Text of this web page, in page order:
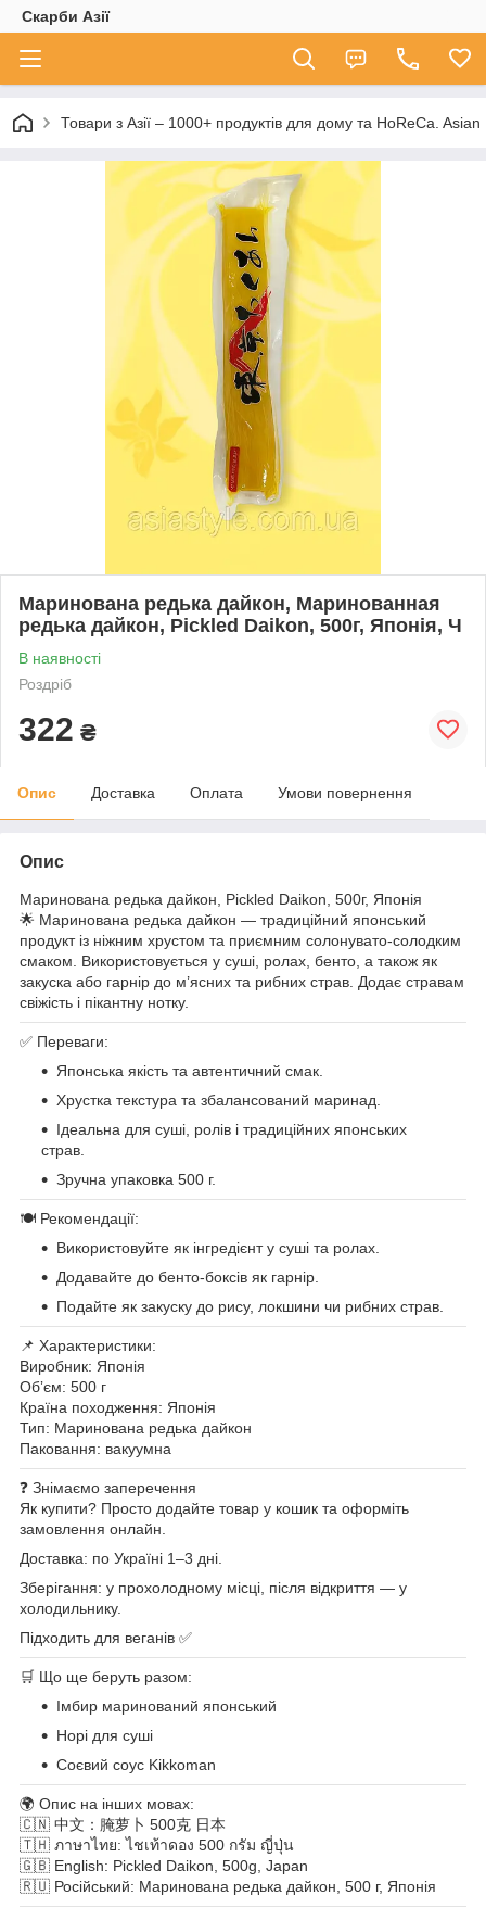
Скарби Азії
Товари з Азії – 1000+ продуктів для дому та HoReCa.
Маринована редька дайкон, Маринованная
редька дайкон, Pickled Daikon, 500г, Японія, Ч
В наявності
Роздріб
322 ₴
Опис Доставка Оплата Умови повернення
Опис
Маринована редька дайкон, Pickled Daikon, 500г, Японія
🌟 Маринована редька дайкон — традиційний японський
продукт із ніжним хрустом та приємним солонувато-солодким
смаком. Використовується у суші, ролах, бенто, а також як
закуска або гарнір до м’ясних та рибних страв. Додає стравам
свіжість і пікантну нотку.
✅ Переваги:
Японська якість та автентичний смак.
Хрустка текстура та збалансований маринад.
Ідеальна для суші, ролів і традиційних японських
страв.
Зручна упаковка 500 г.
🍽 Рекомендації:
Використовуйте як інгредієнт у суші та ролах.
Додавайте до бенто-боксів як гарнір.
Подайте як закуску до рису, локшини чи рибних страв.
📌 Характеристики:
Виробник: Японія
Обʼєм: 500 г
Країна походження: Японія
Тип: Маринована редька дайкон
Паковання: вакуумна
❓ Знімаємо заперечення
Як купити? Просто додайте товар у кошик та оформіть
замовлення онлайн.
Доставка: по Україні 1–3 дні.
Зберігання: у прохолодному місці, після відкриття — у
холодильнику.
Підходить для веганів ✅
🛒 Що ще беруть разом:
Імбир маринований японський
Норі для суші
Соєвий соус Kikkoman
🌍 Опис на інших мовах:
🇨🇳 中文：腌萝卜 500克 日本
🇹🇭 ภาษาไทย: ไชเท้าดอง 500 กรัม ญี่ปุ่น
🇬🇧 English: Pickled Daikon, 500g, Japan
🇷🇺 Російський: Маринована редька дайкон, 500 г, Японія